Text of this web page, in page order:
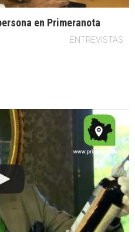
en Primeranota
ENTREVISTAS